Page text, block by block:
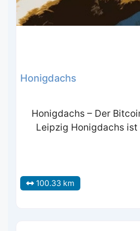
Honigdachs
Honigdachs – Der
Leipzig Honigdachs ist
100.33 km